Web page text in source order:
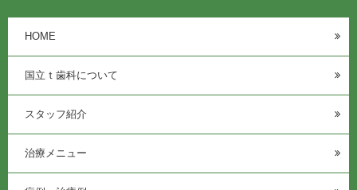
HOME
国立ｔ歯科について
スタッフ紹介
治療メニュー